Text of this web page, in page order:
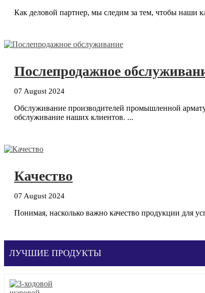
Как деловой партнер, мы следим за тем, чтобы наши
Послепродажное
07 August 2024
Обслуживание производителей промышленной
обслуживание наших клиентов. ...
Качество
07 August 2024
Понимая, насколько важно качество продукции для
ЛУЧШИЕ ПРОДУКТЫ